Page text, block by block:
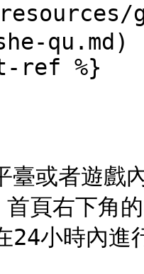
qu.md)
ref %}
臺或者遊
右下角的
24小時內進